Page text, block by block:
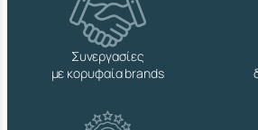
Ο
Συνεργασίες
με κορυφαία brands